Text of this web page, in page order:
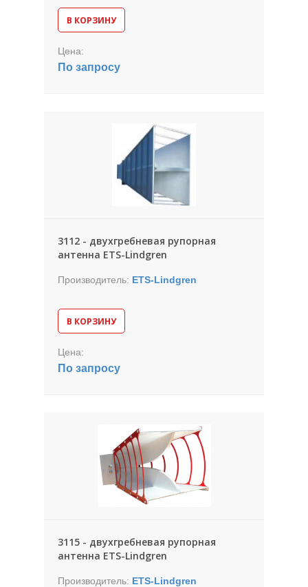
В КОРЗИНУ
Цена:
По запросу
3112 - двухгребневая рупорная
антенна ETS-Lindgren
Производитель: ETS-Lindgren
В КОРЗИНУ
Цена:
По запросу
3115 - двухгребневая рупорная
антенна ETS-Lindgren
Производитель: ETS-Lindgren